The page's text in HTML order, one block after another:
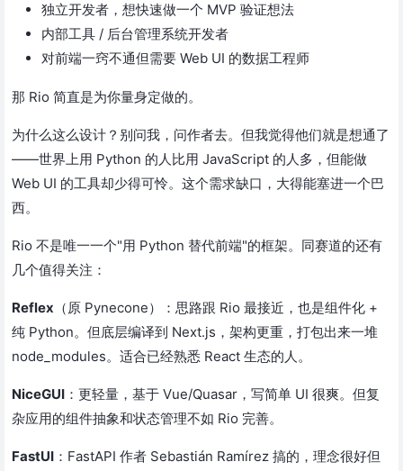
独立开发者，想快速做一个 MVP 验证想法
内部工具 / 后台管理系统开发者
对前端一窍不通但需要 Web UI 的数据工程师
那 Rio 简直是为你量身定做的。
为什么这么设计？别问我，问作者去。但我觉得他们就是想通了
——世界上用 Python 的人比用 JavaScript 的人多，但能做
Web UI 的工具却少得可怜。这个需求缺口，大得能塞进一个巴
西。
Rio 不是唯一一个"用 Python 替代前端"的框架。同赛道的还有
几个值得关注：
Reflex （原 Pynecone）：思路跟 Rio 最接近，也是组件化 +
纯 Python。但底层编译到 Next.js，架构更重，打包出来一堆
node_modules。适合已经熟悉 React 生态的人。
NiceGUI ：更轻量，基于 Vue/Quasar，写简单 UI 很爽。但复
杂应用的组件抽象和状态管理不如 Rio 完善。
FastUI ：FastAPI 作者 Sebastián Ramírez 搞的，理念很好但